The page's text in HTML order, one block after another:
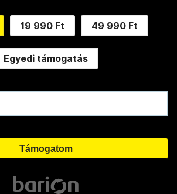
19 990 Ft 49 990 Ft
Egyedi támogatás